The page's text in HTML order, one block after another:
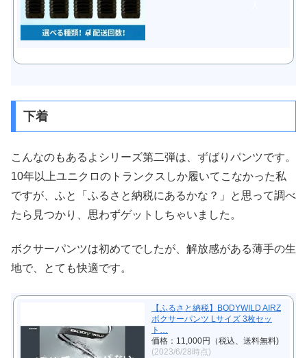
下着
こんなのもあるよシリーズ第二弾は、ずばりパンツです。
10年以上ユニクロのトランクスしか履いてこなかった私
ですが、ふと「ふるさと納税にあるかな？」と思って調べ
たら見つかり、思わずゲットしちゃいました。
ボクサーパンツは初めてでしたが、解放感がある薄手の生
地で、とても快適です。
【ふるさと納税】BODYWILD AIRZ
ボクサーパンツ Lサイズ 3枚セッ
ト…
価格：11,000円（税込、送料無料)
(2023/6/28時点)